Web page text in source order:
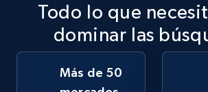
Todo lo que
dominar las
Más de 50